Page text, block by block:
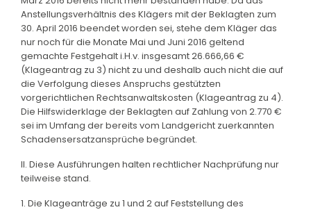
Anstellungsverhältnis des Klägers mit der Beklagten zum
30. April 2016 beendet worden sei, stehe dem Kläger das
nur noch für die Monate Mai und Juni 2016 geltend
gemachte Festgehalt i.H.v. insgesamt 26.666,66 €
(Klageantrag zu 3) nicht zu und deshalb auch nicht die auf
die Verfolgung dieses Anspruchs gestützten
vorgerichtlichen Rechtsanwaltskosten (Klageantrag zu 4).
Die Hilfswiderklage der Beklagten auf Zahlung von 2.770 €
sei im Umfang der bereits vom Landgericht zuerkannten
Schadensersatzansprüche begründet.
II. Diese Ausführungen halten rechtlicher Nachprüfung nur
teilweise stand.
1. Die Klageanträge zu 1 und 2 auf Feststellung des